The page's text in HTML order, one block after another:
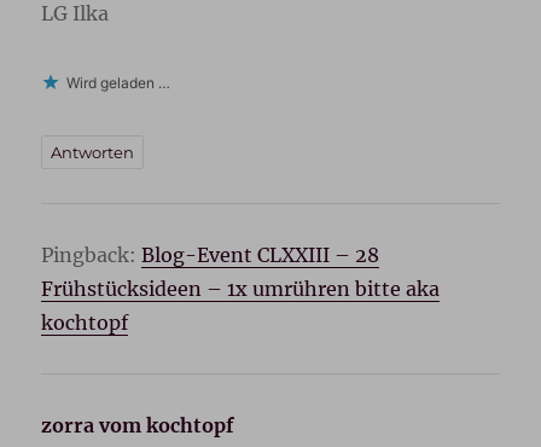
LG Ilka
Wird geladen …
Antworten
Pingback:Blog-Event CLXXIII – 28
Frühstücksideen – 1x umrühren bitte aka
kochtopf
zorra vom kochtopf